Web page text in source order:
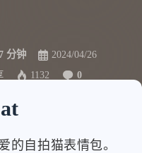
分钟
2024/04/26
1132 0
的自拍猫表情包。